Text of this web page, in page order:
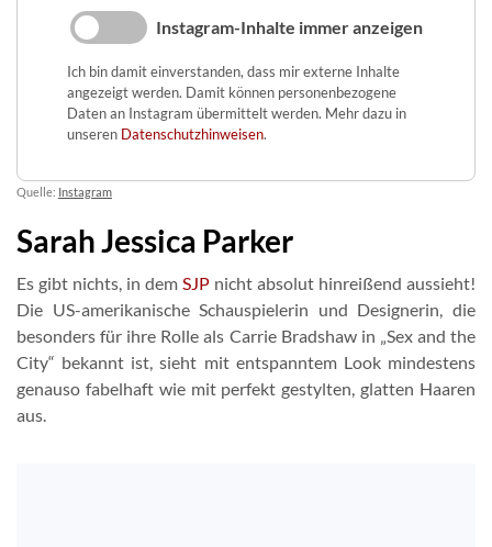
Instagram-Inhalte immer anzeigen
Ich bin damit einverstanden, dass mir externe Inhalte
angezeigt werden. Damit können personenbezogene
Daten an Instagram übermittelt werden. Mehr dazu in
unseren Datenschutzhinweisen.
Quelle: Instagram
Sarah Jessica Parker
Es gibt nichts, in dem SJP nicht absolut hinreißend aussieht!
Die US-amerikanische Schauspielerin und Designerin, die
besonders für ihre Rolle als Carrie Bradshaw in „Sex and the
City“ bekannt ist, sieht mit entspanntem Look mindestens
genauso fabelhaft wie mit perfekt gestylten, glatten Haaren
aus.